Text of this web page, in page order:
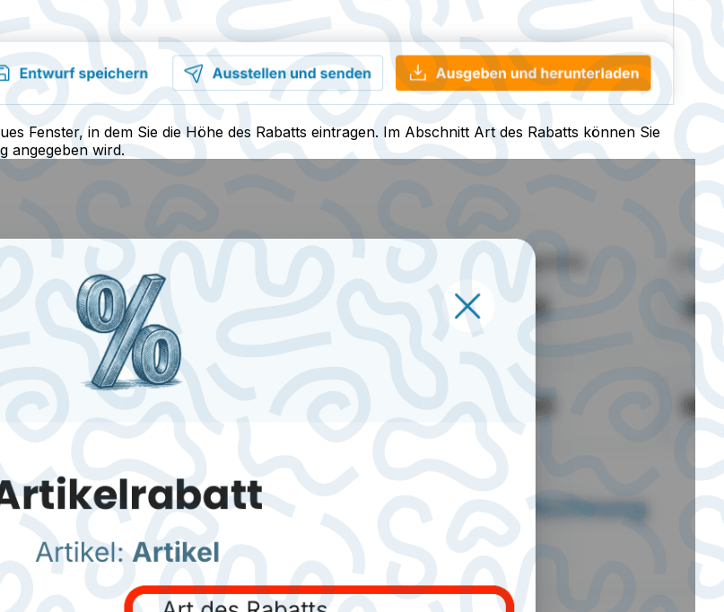
Fenster, in dem Sie die Höhe des Rabatts eintragen. Im Abschnitt Art des Rabatts können Sie
angegeben wird.